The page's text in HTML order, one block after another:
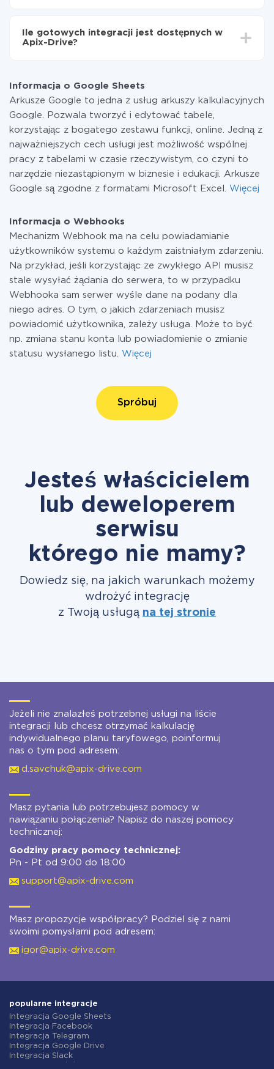
Płacisz tylko za ilość danych, która faktycznie jest
przekazywana z jednego z Twoich systemów do
w razie potrzeby przełączyć się na płatną. Więcej
informacji otaryfach.
Ile gotowych integracji jest dostępnych w
Apix-Drive?
Informacja o Google Sheets
Arkusze Google to jedna z usług arkuszy kalkulacyjnych
Google. Pozwala tworzyć i edytować tabele,
korzystając z bogatego zestawu funkcji, online. Jedną z
najważniejszych cech usługi jest możliwość wspólnej
pracy z tabelami w czasie rzeczywistym, co czyni to
narzędzie niezastąpionym w biznesie i edukacji. Arkusze
Google są zgodne z formatami Microsoft Excel. Więcej
Informacja o Webhooks
Mechanizm Webhook ma na celu powiadamianie
użytkowników systemu o każdym zaistniałym zdarzeniu.
Na przykład, jeśli korzystając ze zwykłego API musisz
stale wysyłać żądania do serwera, to w przypadku
Webhooka sam serwer wyśle dane na podany dla
niego adres. O tym, o jakich zdarzeniach musisz
powiadomić użytkownika, zależy usługa. Może to być
np. zmiana stanu konta lub powiadomienie o zmianie
statusu wysłanego listu. Więcej
Spróbuj
Jesteś właścicielem
lub deweloperem
serwisu
którego nie mamy?
Dowiedz się, na jakich warunkach możemy
wdrożyć integrację
z Twoją usługą na tej stronie
Jeżeli nie znalazłeś potrzebnej usługi na liście
integracji lub chcesz otrzymać kalkulację
indywidualnego planu taryfowego, poinformuj
nas o tym pod adresem:
d.savchuk@apix-drive.com
Masz pytania lub potrzebujesz pomocy w
nawiązaniu połączenia? Napisz do naszej pomocy
technicznej:
Godziny pracy pomocy technicznej:
Pn - Pt od 9:00 do 18:00
support@apix-drive.com
Masz propozycje współpracy? Podziel się z nami
swoimi pomysłami pod adresem:
igor@apix-drive.com
popularne integracje
Integracja Google Sheets
Integracja Facebook
Integracja Telegram
Integracja Google Drive
Integracja Slack